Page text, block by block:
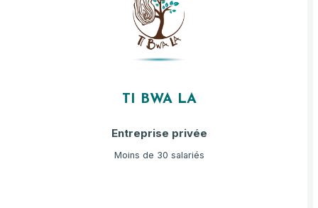
TI BWA LA
Entreprise privée
Moins de 30 salariés